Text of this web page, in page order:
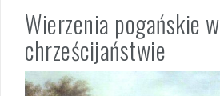
Wierzenia pogańskie w
chrześcijaństwie